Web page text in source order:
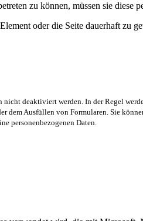
zu können, müssen sie diese
oder die Seite dauerhaft zu
deaktiviert werden. In der Regel
dem Ausfüllen von Formularen. Sie
personenbezogenen Daten.